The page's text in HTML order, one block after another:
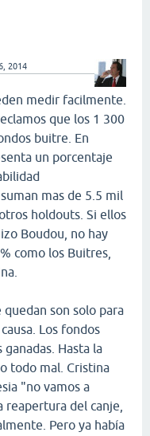
2014
medir facilmente.
que los 1 300
buitre. En
un porcentaje
mas de 5.5 mil
holdouts. Si ellos
Boudou, no hay
como los Buitres,
son solo para
Los fondos
Hasta la
todo mal. Cristina
"no vamos a
del canje,
Pero ya había